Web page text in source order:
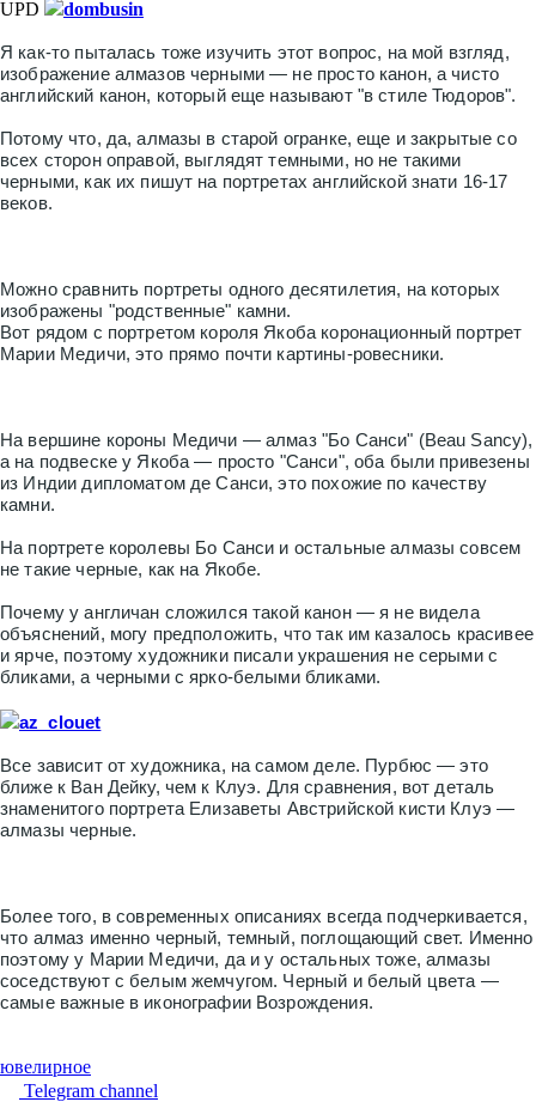
UPD dombusin
Я как-то пыталась тоже изучить этот вопрос, на мой взгляд,
изображение алмазов черными — не просто канон, а чисто
английский канон, который еще называют "в стиле Тюдоров".
Потому что, да, алмазы в старой огранке, еще и закрытые со
всех сторон оправой, выглядят темными, но не такими
черными, как их пишут на портретах английской знати 16-17
веков.
Можно сравнить портреты одного десятилетия, на которых
изображены "родственные" камни.
Вот рядом с портретом короля Якоба коронационный портрет
Марии Медичи, это прямо почти картины-ровесники.
На вершине короны Медичи — алмаз "Бо Санси" (Beau Sancy),
а на подвеске у Якоба — просто "Санси", оба были привезены
из Индии дипломатом де Санси, это похожие по качеству
камни.
На портрете королевы Бо Санси и остальные алмазы совсем
не такие черные, как на Якобе.
Почему у англичан сложился такой канон — я не видела
объяснений, могу предположить, что так им казалось красивее
и ярче, поэтому художники писали украшения не серыми с
бликами, а черными с ярко-белыми бликами.
az_clouet
Все зависит от художника, на самом деле. Пурбюс — это
ближе к Ван Дейку, чем к Клуэ. Для сравнения, вот деталь
знаменитого портрета Елизаветы Австрийской кисти Клуэ —
алмазы черные.
Более того, в современных описаниях всегда подчеркивается,
что алмаз именно черный, темный, поглощающий свет. Именно
поэтому у Марии Медичи, да и у остальных тоже, алмазы
соседствуют с белым жемчугом. Черный и белый цвета —
самые важные в иконографии Возрождения.
ювелирное
Telegram channel